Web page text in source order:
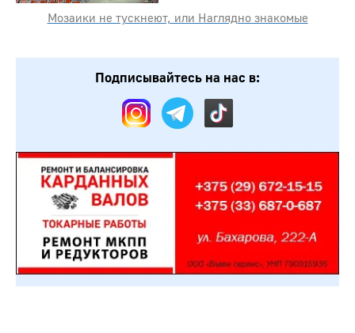
Мозаики не тускнеют, или Наглядно знакомые
Подписывайтесь на нас в: